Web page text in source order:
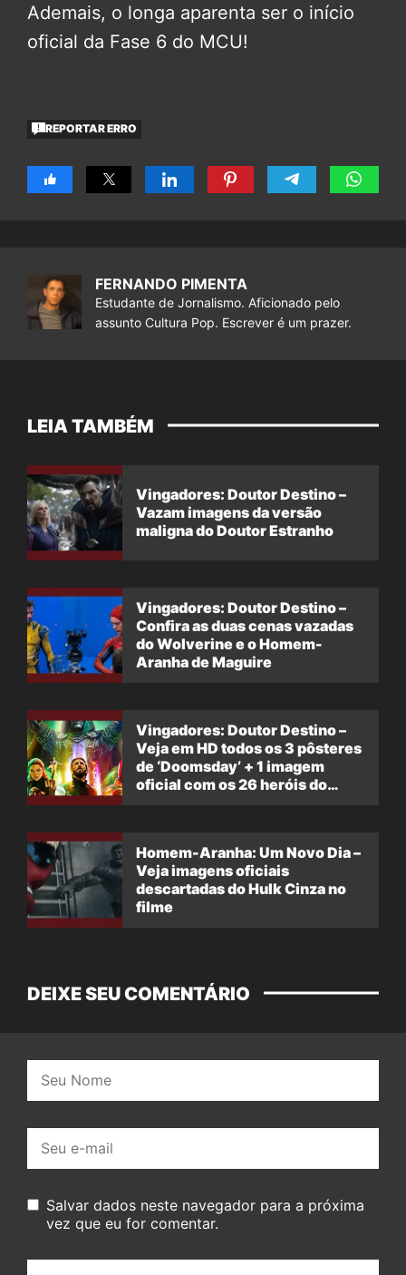
Ademais, o longa aparenta ser o início
oficial da Fase 6 do MCU!
REPORTAR ERRO
FERNANDO PIMENTA
Estudante de Jornalismo. Aficionado pelo
assunto Cultura Pop. Escrever é um prazer.
LEIA TAMBÉM
Vingadores: Doutor Destino –
Vazam imagens da versão
maligna do Doutor Estranho
Vingadores: Doutor Destino –
Confira as duas cenas vazadas
do Wolverine e o Homem-
Aranha de Maguire
Vingadores: Doutor Destino –
Veja em HD todos os 3 pôsteres
de ‘Doomsday’ + 1 imagem
oficial com os 26 heróis do
Homem-Aranha: Um Novo Dia –
Veja imagens oficiais
descartadas do Hulk Cinza no
filme
DEIXE SEU COMENTÁRIO
mail:
Salvar dados neste navegador para a próxima
vez que eu for comentar.